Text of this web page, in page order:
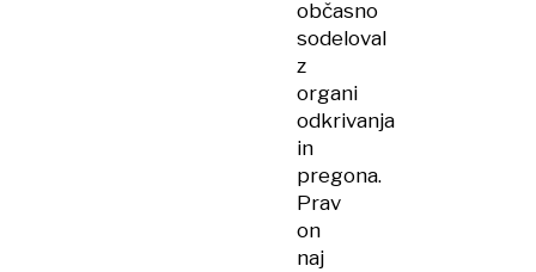
občasno
sodeloval
z
organi
odkrivanja
in
pregona.
Prav
on
naj